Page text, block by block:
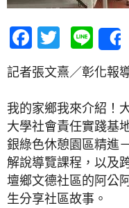
Facebook
Twitter
Line
記者張文熹／彰化報
我的家鄉我來介紹！
大學社會責任實踐基
銀綠色休憩園區精進
解說導覽課程，以及
壇鄉文德社區的阿公
生分享社區故事。